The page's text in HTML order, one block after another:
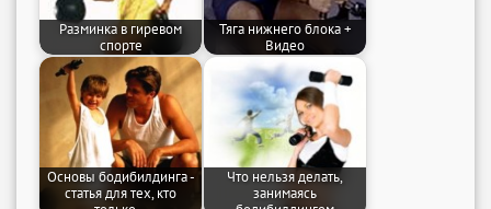
Разминка в гиревом
спорте
Тяга нижнего блока +
Видео
Основы бодибилдинга -
статья для тех, кто
Что нельзя делать,
занимаясь